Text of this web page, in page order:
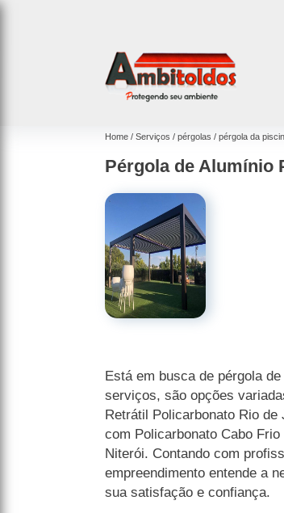
Home Serviços pérgolas pérgola da
Pérgola de Alumínio
Está em busca de pérgola
serviços, são opções
Retrátil Policarbonato Rio de
com Policarbonato Cabo
Niterói. Contando com
empreendimento entende a
sua satisfação e confiança.